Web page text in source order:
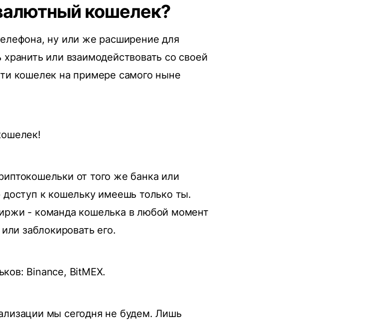
кошелек?
ну или же расширение для
или взаимодействовать со своей
кошелек на примере самого ныне
от того же банка или
к кошельку имеешь только ты.
- команда кошелька в любой момент
заблокировать его.
Binance, BitMEX.
мы сегодня не будем. Лишь